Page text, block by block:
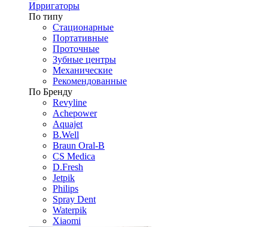
Ирригаторы
По типу
Стационарные
Портативные
Проточные
Зубные центры
Механические
Рекомендованные
По Бренду
Revyline
Achepower
Aquajet
B.Well
Braun Oral-B
CS Medica
D.Fresh
Jetpik
Philips
Spray Dent
Waterpik
Xiaomi